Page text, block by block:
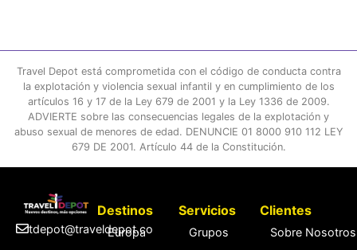
Travel Depot está comprometida con el código de conducta contra
la explotación y violencia sexual infantil y en cumplimiento de los
artículos 16 y 17 de la Ley 679 de 2001 y la Ley 1336 de 2009.
ADVIERTE sobre las consecuencias legales de la explotación y
abuso sexual de menores de edad. DENUNCIE 01 8000 910 112 LEY
679 DE 2001. Artículo 44 de la Constitución.
tdepot@traveldepot.co
Destinos
Europa
Servicios
Grupos
Clientes
Sobre Nosotros